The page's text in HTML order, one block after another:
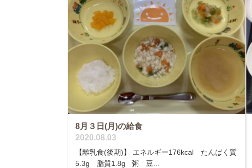
8月３日(月)の給食
2020.08.03
【離乳食(後期)】 エネルギー176kcal たんぱく質
5.3g 脂質1.8g 粥 豆...